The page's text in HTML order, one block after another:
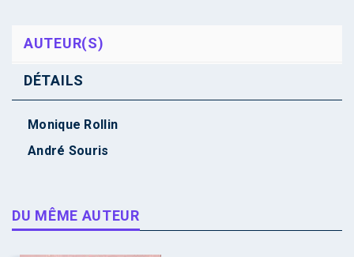
AUTEUR(S)
DÉTAILS
Monique Rollin
André Souris
DU MÊME AUTEUR